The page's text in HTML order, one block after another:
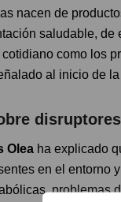
nacen de
saludable,
como los
al inicio de
Olea ha explicado
en el entorno
problemas